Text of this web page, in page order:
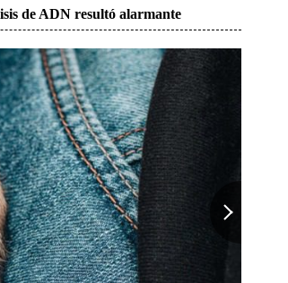
de ADN resultó alarmante